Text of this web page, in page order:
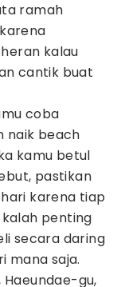
ramah
kalau
cantik buat
coba
naik beach
kamu betul
pastikan
karena tiap
penting
secara daring
mana saja.
gu,